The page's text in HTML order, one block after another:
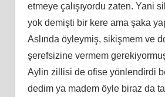
etmeye çalışıyordu zaten. Yani
yok demişti bir kere ama şaka
Aslında öyleymiş, sikişmem ve
şerefsizine vermem
Aylin zillisi de ofise yönlendirdi
dedim ya madem öyle biraz da